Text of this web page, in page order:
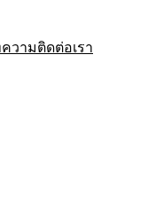
วามติดต่อเรา